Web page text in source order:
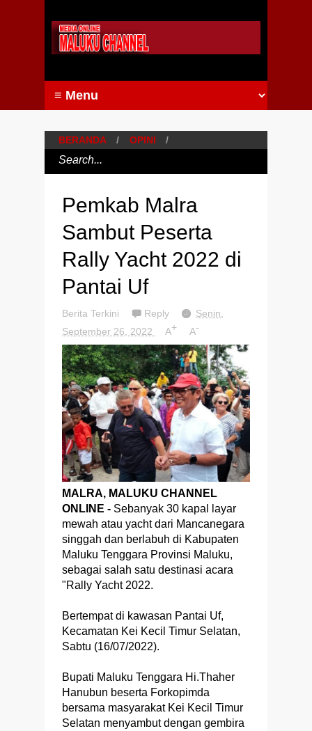
BERANDA / OPINI /
Pemkab Malra
Sambut Peserta
Rally Yacht 2022 di
Pantai Uf
Berita Terkini Reply
Senin,
September 26, 2022
A+ A-
MALRA, MALUKU CHANNEL
ONLINE - Sebanyak 30 kapal layar
mewah atau yacht dari Mancanegara
singgah dan berlabuh di Kabupaten
Maluku Tenggara Provinsi Maluku,
sebagai salah satu destinasi acara
"Rally Yacht 2022.
Bertempat di kawasan Pantai Uf,
Kecamatan Kei Kecil Timur Selatan,
Sabtu (16/07/2022).
Bupati Maluku Tenggara Hi.Thaher
Hanubun beserta Forkopimda
bersama masyarakat Kei Kecil Timur
Selatan menyambut dengan gembira